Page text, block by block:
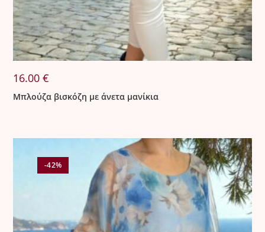
16.00€
Μπλούζα βισκόζη με άνετα μανίκια
-42%